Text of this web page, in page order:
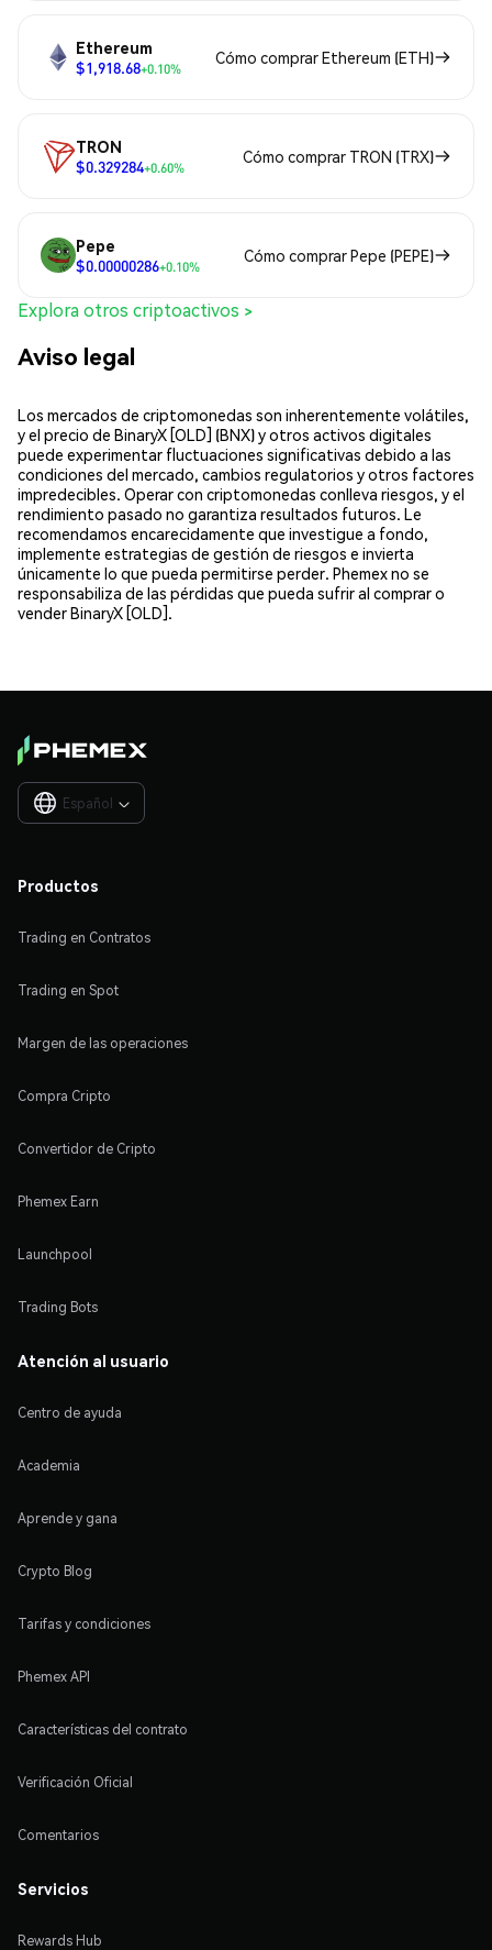
Ethereum
$1,918.68+0.10%
Cómo comprar Ethereum (ETH)
TRON
$0.329284+0.60%
Cómo comprar TRON (TRX)
Pepe
$0.00000286+0.10%
Cómo comprar Pepe (PEPE)
Explora otros criptoactivos >
Aviso legal
Los mercados de criptomonedas son inherentemente volátiles,
y el precio de BinaryX [OLD] (BNX) y otros activos digitales
puede experimentar fluctuaciones significativas debido a las
condiciones del mercado, cambios regulatorios y otros factores
impredecibles. Operar con criptomonedas conlleva riesgos, y el
rendimiento pasado no garantiza resultados futuros. Le
recomendamos encarecidamente que investigue a fondo,
implemente estrategias de gestión de riesgos e invierta
únicamente lo que pueda permitirse perder. Phemex no se
responsabiliza de las pérdidas que pueda sufrir al comprar o
vender BinaryX [OLD].
Español 
Productos
Trading en Contratos
Trading en Spot
Margen de las operaciones
Compra Cripto
Convertidor de Cripto
Phemex Earn
Launchpool
Trading Bots
Atención al usuario
Centro de ayuda
Academia
Aprende y gana
Crypto Blog
Tarifas y condiciones
Phemex API
Características del contrato
Verificación Oficial
Comentarios
Servicios
Rewards Hub